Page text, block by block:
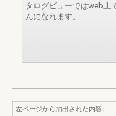
タログビューではweb上
んになれます。
左ページから抽出された内容